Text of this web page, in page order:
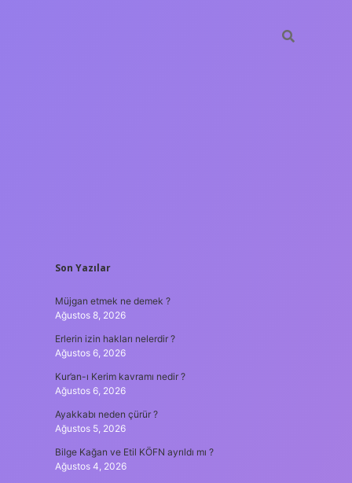
SIDEBAR
Son Yazılar
Müjgan etmek ne demek ?
Ağustos 8, 2026
Erlerin izin hakları nelerdir ?
Ağustos 6, 2026
Kur’an-ı Kerim kavramı nedir ?
Ağustos 6, 2026
Ayakkabı neden çürür ?
Ağustos 5, 2026
Bilge Kağan ve Etil KÖFN ayrıldı mı ?
Ağustos 4, 2026
ilbet yeni giriş